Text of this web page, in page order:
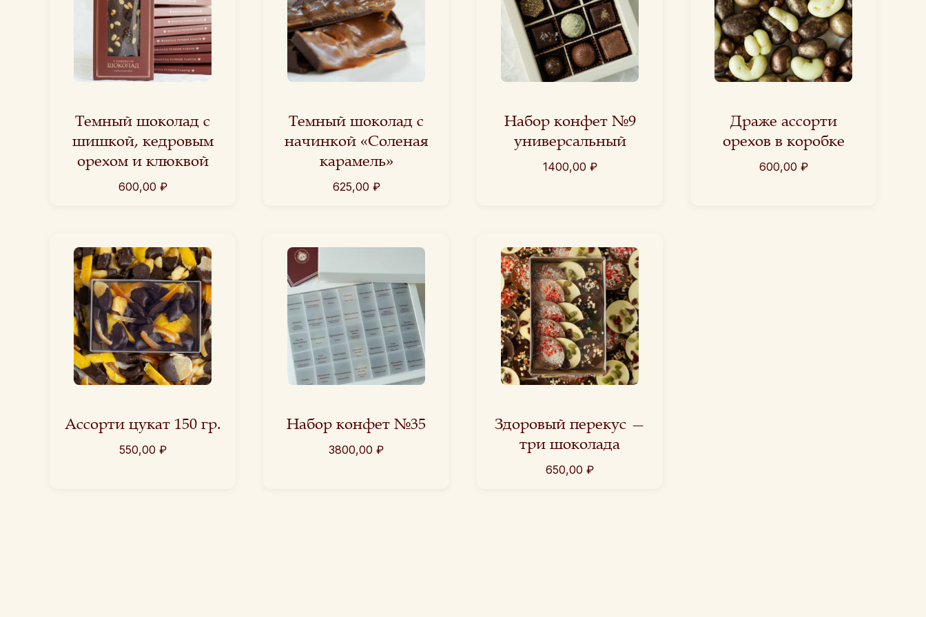
Темный шоколад с
шишкой, кедровым
орехом и клюквой
600,00 ₽
Темный шоколад с
начинкой «Соленая
карамель»
625,00 ₽
Набор конфет №9
универсальный
1400,00 ₽
Драже ассорти
орехов в коробке
600,00 ₽
Ассорти цукат 150 гр.
550,00 ₽
Набор конфет №35
3800,00 ₽
Здоровый перекус —
три шоколада
650,00 ₽